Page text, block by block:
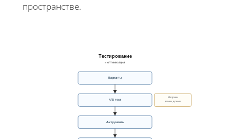
пространстве.
Тестирование
и оптимизация
Варианты
А/В тест
Метрики
Клики, время
Инструменты